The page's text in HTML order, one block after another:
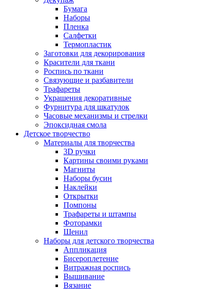
Бумага
Наборы
Пленка
Салфетки
Термопластик
Заготовки для декорирования
Красители для ткани
Роспись по ткани
Связующие и разбавители
Трафареты
Украшения декоративные
Фурнитура для шкатулок
Часовые механизмы и стрелки
Эпоксидная смола
Детское творчество
Материалы для творчества
3D ручки
Картины своими руками
Магниты
Наборы бусин
Наклейки
Открытки
Помпоны
Трафареты и штампы
Фоторамки
Шенил
Наборы для детского творчества
Аппликация
Бисероплетение
Витражная роспись
Вышивание
Вязание